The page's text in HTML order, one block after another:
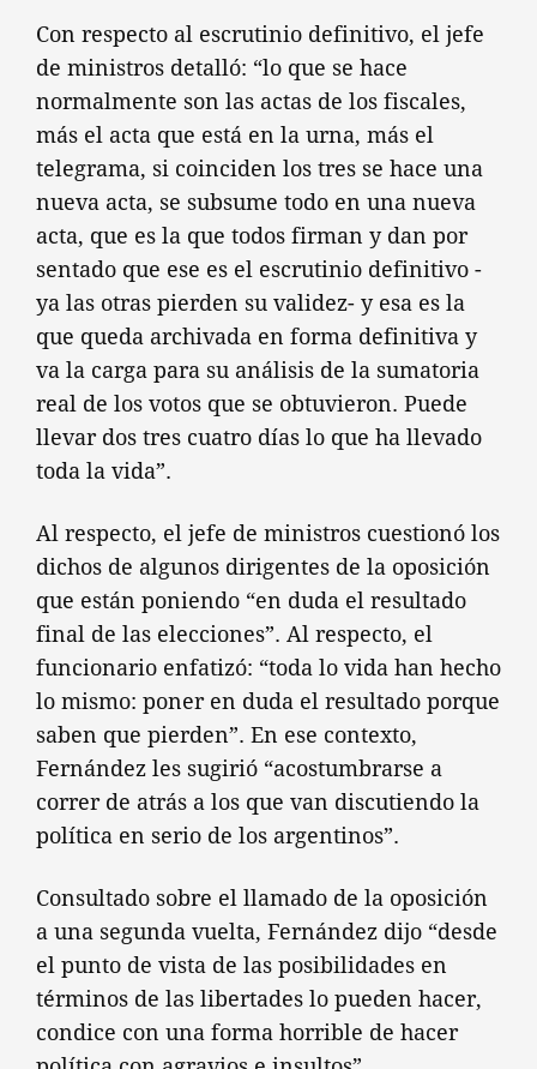
Con respecto al escrutinio definitivo, el jefe
de ministros detalló: “lo que se hace
normalmente son las actas de los fiscales,
más el acta que está en la urna, más el
telegrama, si coinciden los tres se hace una
nueva acta, se subsume todo en una nueva
acta, que es la que todos firman y dan por
sentado que ese es el escrutinio definitivo -
ya las otras pierden su validez- y esa es la
que queda archivada en forma definitiva y
va la carga para su análisis de la sumatoria
real de los votos que se obtuvieron. Puede
llevar dos tres cuatro días lo que ha llevado
toda la vida”.
Al respecto, el jefe de ministros cuestionó los
dichos de algunos dirigentes de la oposición
que están poniendo “en duda el resultado
final de las elecciones”. Al respecto, el
funcionario enfatizó: “toda lo vida han hecho
lo mismo: poner en duda el resultado porque
saben que pierden”. En ese contexto,
Fernández les sugirió “acostumbrarse a
correr de atrás a los que van discutiendo la
política en serio de los argentinos”.
Consultado sobre el llamado de la oposición
a una segunda vuelta, Fernández dijo “desde
el punto de vista de las posibilidades en
términos de las libertades lo pueden hacer,
condice con una forma horrible de hacer